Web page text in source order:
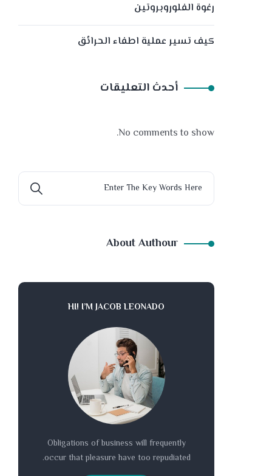
رغوة الفلوروبروتين
كيف تسير عملية اطفاء الحرائق
أحدث التعليقات
No comments to show.
About Authour
HI! I’M JACOB LEONADO
Obligations of business will frequently
occur that pleasure have too repudiated.